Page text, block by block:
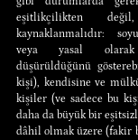
eşitlikçilikten
kaynaklanmalıdır:
veya yasal olarak
düşürüldüğünü
kişi), kendisine ve
kişiler (ve sadece bu
daha da büyük bir
dâhil olmak üzere (fakir